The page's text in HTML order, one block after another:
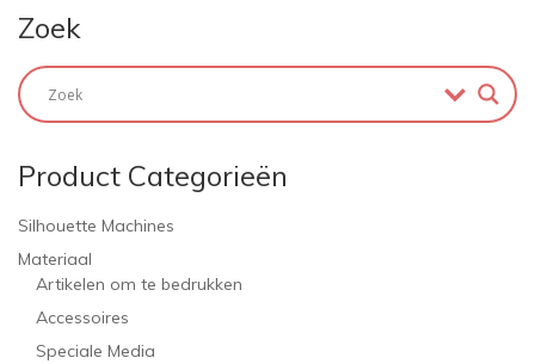
Zoek
Product Categorieën
Silhouette Machines
Materiaal
Artikelen om te bedrukken
Accessoires
Speciale Media